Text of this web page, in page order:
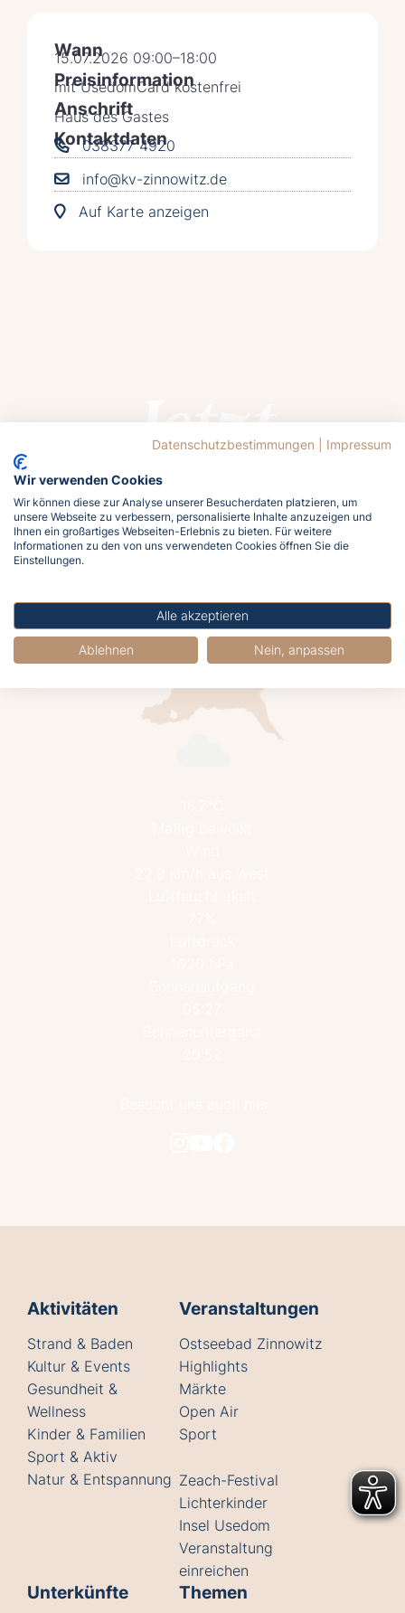
Wann
15.07.2026 09:00–18:00
Preisinformation
mit UsedomCard kostenfrei
Anschrift
Haus des Gastes
Kontaktdaten
038377 4920
info@kv-zinnowitz.de
Auf Karte anzeigen
Jetzt
buchen
Lasst euch von der Ostsee rufen!
Meldet euch jetzt an und holt euch das
Meergefühl nach Hause!
Aktivitäten
Strand & Baden
Kultur & Events
Gesundheit &
Wellness
Kinder & Familien
Sport & Aktiv
Natur & Entspannung
Veranstaltungen
Ostseebad Zinnowitz
Highlights
Märkte
Open Air
Sport
Zeach-Festival
Lichterkinder
Insel Usedom
Veranstaltung
einreichen
Unterkünfte Themen
Datenschutzbestimmungen Impressum
Wir verwenden Cookies
Wir können diese zur Analyse unserer Besucherdaten platzieren, um
unsere Webseite zu verbessern, personalisierte Inhalte anzuzeigen und
Ihnen ein großartiges Webseiten-Erlebnis zu bieten. Für weitere
Informationen zu den von uns verwendeten Cookies öffnen Sie die
Einstellungen.
Alle akzeptieren
Ablehnen Nein, anpassen